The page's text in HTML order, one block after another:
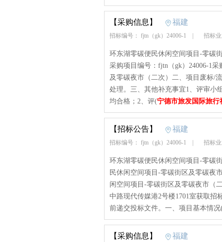
【采购信息】 福建
招标编号： fjtn（gk）24006-1 招标业
环东湖零碳便民休闲空间项目-零碳
采购项目编号：fjtn（gk）24006-1
及零碳夜市（二次）二、项目废标/
处理。三、其他补充事宜1、评审小
均合格；2、评(宁德市旅发国际旅行
【招标公告】 福建
招标编号： fjtn（gk）24006-1 招标业
环东湖零碳便民休闲空间项目-零碳
民休闲空间项目-零碳街区及零碳夜
闲空间项目-零碳街区及零碳夜市（
中路现代传媒港2号楼1701室获取招
前递交投标文件。一、项目基本情况
【采购信息】 福建